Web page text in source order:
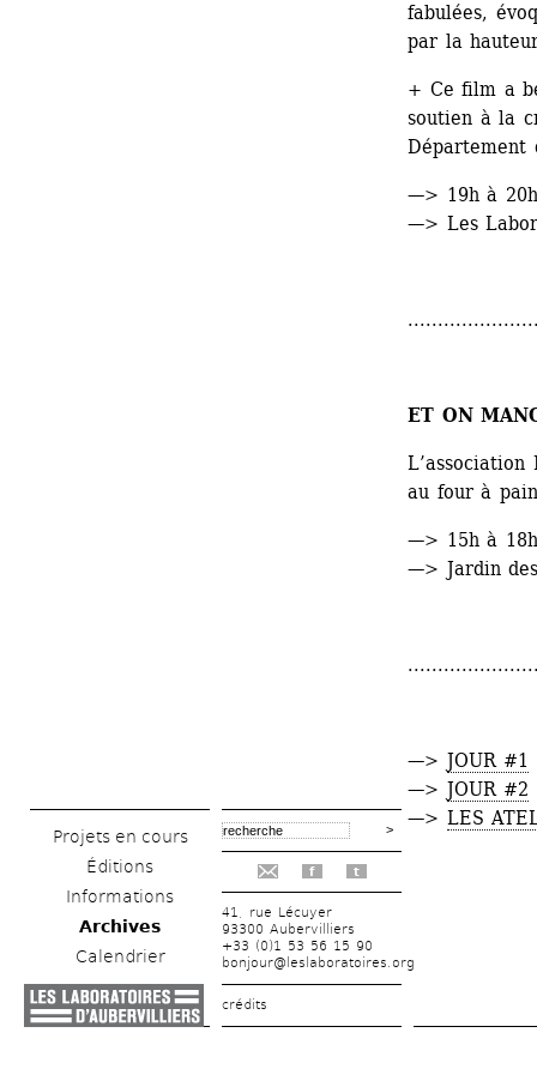
Projets en cours
Éditions
Informations
Archives
Calendrier
f t
41, rue Lécuyer
93300 Aubervilliers
+33 (0)1 53 56 15 90
bonjour@leslaboratoires.org
crédits
fabulées,
par la
+ Ce film a
soutien à la
Département
—> 19h à 20h
—> Les
ET ON
au four à
—> 15h à 18h
—> Jardin
—> JOUR #1
—> JOUR #2
—> LES